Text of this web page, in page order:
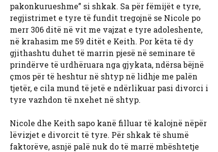
pakonkurueshme” si shkak. Sa për fëmijët e tyre,
regjistrimet e tyre të fundit tregojnë se Nicole po
merr 306 ditë në vit me vajzat e tyre adoleshente,
në krahasim me 59 ditët e Keith. Por këta të dy
gjithashtu duhet të marrin pjesë në seminare të
prindërve të urdhëruara nga gjykata, ndërsa bëjnë
çmos për të heshtur në shtyp në lidhje me palën
tjetër, e cila mund të jetë e ndërlikuar pasi divorci i
tyre vazhdon të nxehet në shtyp.
Nicole dhe Keith sapo kanë filluar të kalojnë nëpër
lëvizjet e divorcit të tyre. Për shkak të shumë
faktorëve, asnjë palë nuk do të marrë mbështetje